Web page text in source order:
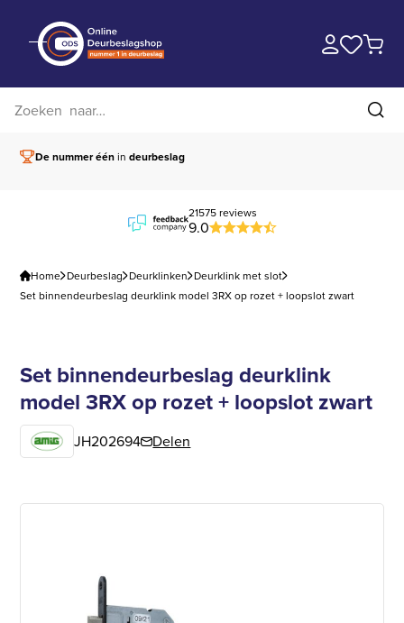
De nummer éénindeurbeslag
21575 reviews
9.0
Home Deurbeslag Deurklinken Deurklink met slot
Set binnendeurbeslag deurklink model 3RX op rozet + loopslot zwart
Set binnendeurbeslag deurklink
model 3RX op rozet + loopslot zwart
JH202694 Delen